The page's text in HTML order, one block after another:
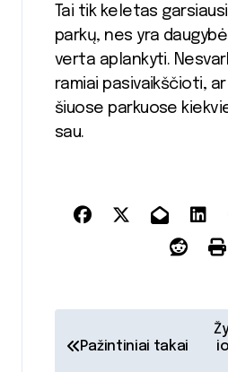
Tai tik keletas
parkų, nes yra
verta aplankyti.
ramiai pasivaikščioti,
šiuose parkuose
sau.
Pažintiniai takai